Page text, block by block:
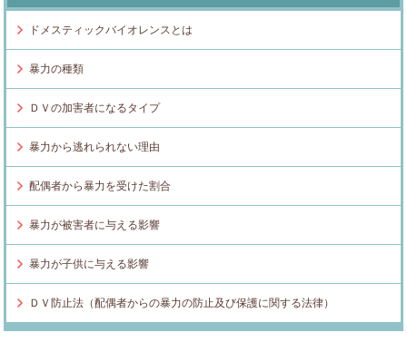
ドメスティックバイオレンスとは
暴力の種類
ＤＶの加害者になるタイプ
暴力から逃れられない理由
配偶者から暴力を受けた割合
暴力が被害者に与える影響
暴力が子供に与える影響
ＤＶ防止法（配偶者からの暴力の防止及び保護に関する法律）